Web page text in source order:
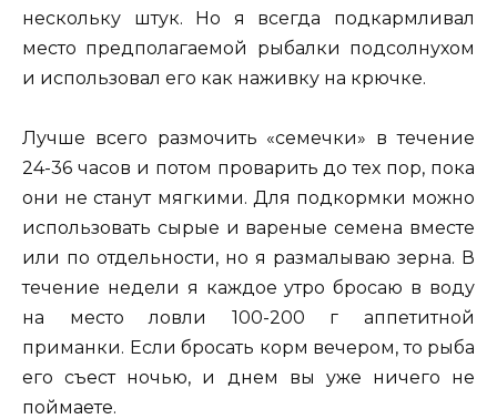
нескольку штук. Но я всегда подкармливал
место предполагаемой рыбалки подсолнухом
и использовал его как наживку на крючке.
Лучше всего размочить «семечки» в течение
24-36 часов и потом проварить до тех пор, пока
они не станут мягкими. Для подкормки можно
использовать сырые и вареные семена вместе
или по отдельности, но я размалываю зерна. В
течение недели я каждое утро бросаю в воду
на место ловли 100-200 г аппетитной
приманки. Если бросать корм вечером, то рыба
его съест ночью, и днем вы уже ничего не
поймаете.